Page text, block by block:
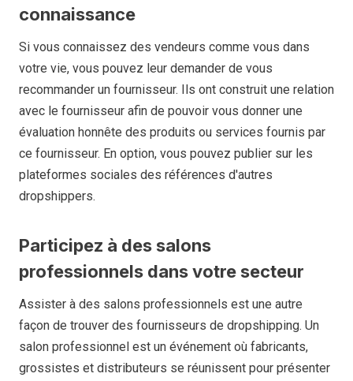
connaissance
Si vous connaissez des vendeurs comme vous dans
votre vie, vous pouvez leur demander de vous
recommander un fournisseur. Ils ont construit une relation
avec le fournisseur afin de pouvoir vous donner une
évaluation honnête des produits ou services fournis par
ce fournisseur. En option, vous pouvez publier sur les
plateformes sociales des références d'autres
dropshippers.
Participez à des salons
professionnels dans votre secteur
Assister à des salons professionnels est une autre
façon de trouver des fournisseurs de dropshipping. Un
salon professionnel est un événement où fabricants,
grossistes et distributeurs se réunissent pour présenter